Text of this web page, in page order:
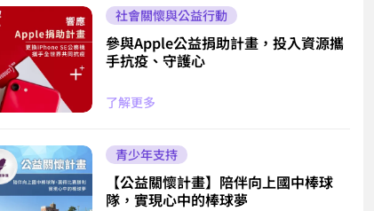
社會關懷與公益行動
參與Apple公益捐助計畫，投入資源攜
手抗疫、守護心
了解更多
青少年支持
【公益關懷計畫】陪伴向上國中棒球
隊，實現心中的棒球夢